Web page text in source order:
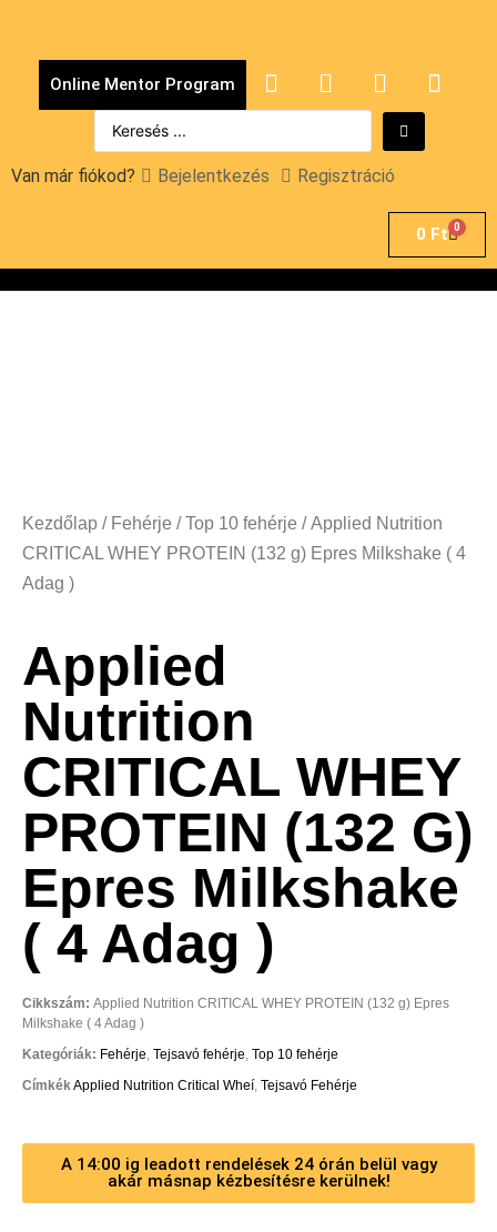
Online Mentor Program
Van már fiókod? Bejelentkezés Regisztráció
0 Ft 0
Kezdőlap / Fehérje /Top 10 fehérje / Applied Nutrition
CRITICAL WHEY PROTEIN (132 g) Epres Milkshake ( 4
Adag )
Applied
Nutrition
CRITICAL WHEY
PROTEIN (132 G)
Epres Milkshake
( 4 Adag )
Cikkszám: Applied Nutrition CRITICAL WHEY PROTEIN (132 g) Epres
Milkshake ( 4 Adag )
Kategóriák: Fehérje, Tejsavó fehérje, Top 10 fehérje
CímkékApplied Nutrition Critical Wheí, Tejsavó Fehérje
A 14:00 ig leadott rendelések 24 órán belül vagy
akár másnap kézbesítésre kerülnek!